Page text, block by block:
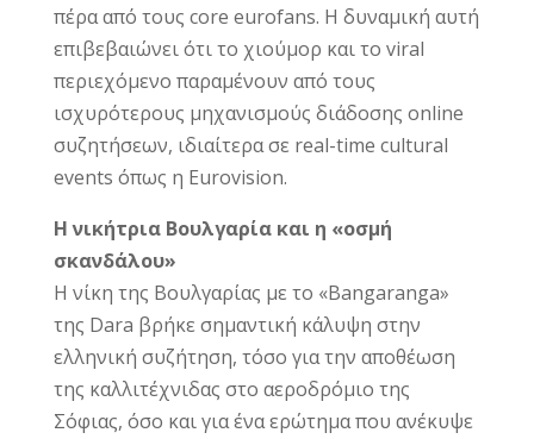
πέρα από τους core eurofans. Η δυναμική αυτή
επιβεβαιώνει ότι το χιούμορ και το viral
περιεχόμενο παραμένουν από τους
ισχυρότερους μηχανισμούς διάδοσης online
συζητήσεων, ιδιαίτερα σε real-time cultural
events όπως η Eurovision.
Η νικήτρια Βουλγαρία και η «οσμή
σκανδάλου»
Η νίκη της Βουλγαρίας με το «Bangaranga»
της Dara βρήκε σημαντική κάλυψη στην
ελληνική συζήτηση, τόσο για την αποθέωση
της καλλιτέχνιδας στο αεροδρόμιο της
Σόφιας, όσο και για ένα ερώτημα που ανέκυψε